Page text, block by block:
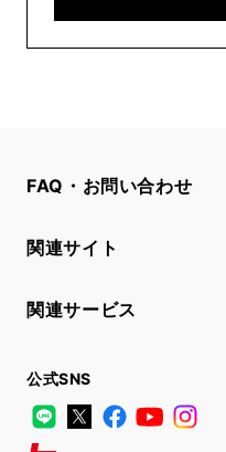
FAQ・お問い合わせ
関連サイト
関連サービス
公式SNS
LINE
X FacebookYouTube